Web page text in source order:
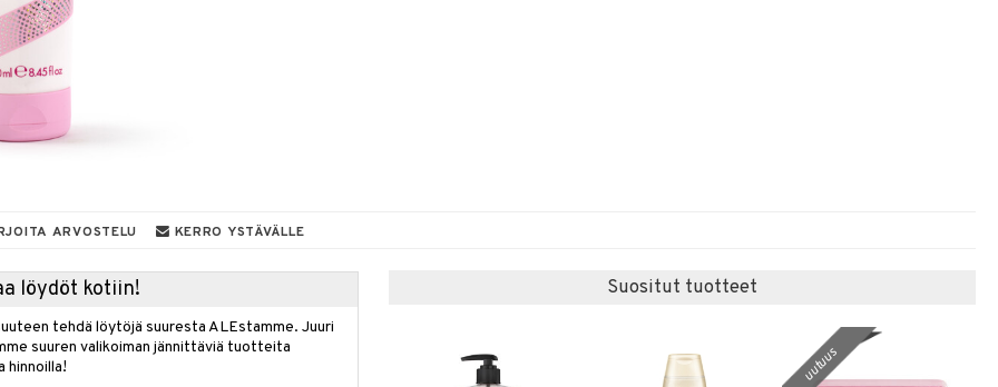
ARVOSTELU KERRO YSTÄVÄLLE
löydöt kotiin!
tehdä löytöjä suuresta ALEstamme. Juuri
suuren valikoiman jännittäviä tuotteita
hinnoilla!
Suositut tuotteet
uutuus